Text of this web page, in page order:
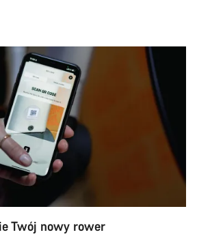
Twój nowy rower